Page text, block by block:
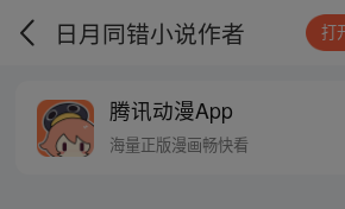
日月同错小说作者 打
腾讯动漫App
海量正版漫画畅快看